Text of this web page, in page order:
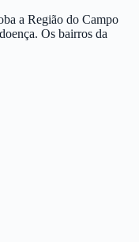
a Região do Campo
Os bairros da